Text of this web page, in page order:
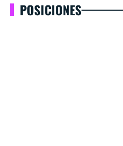
POSICIONES